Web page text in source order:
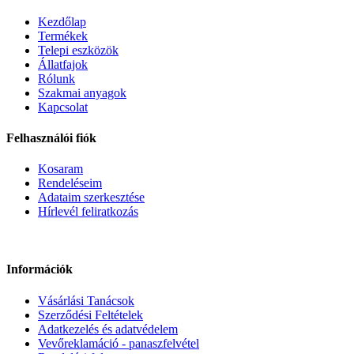
Kezdőlap
Termékek
Telepi eszközök
Állatfajok
Rólunk
Szakmai anyagok
Kapcsolat
Felhasználói fiók
Kosaram
Rendeléseim
Adataim szerkesztése
Hírlevél feliratkozás
Információk
Vásárlási Tanácsok
Szerződési Feltételek
Adatkezelés és adatvédelem
Vevőreklamáció - panaszfelvétel